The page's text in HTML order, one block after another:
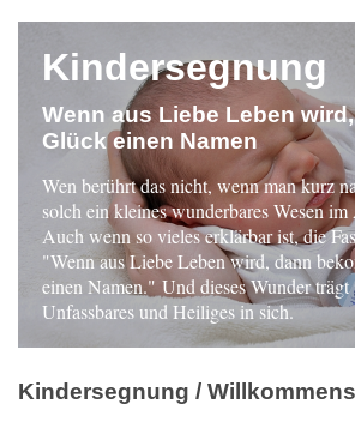
Kindersegnung
Wenn aus Liebe Leben
Glück einen Namen
Wen berührt das nicht, wenn man kurz
solch ein kleines wunderbares Wesen
Auch wenn so vieles erklärbar ist, die
"Wenn aus Liebe Leben wird, dann
einen Namen." Und dieses Wunder trägt
Unfassbares und Heiliges in sich.
Kindersegnung /